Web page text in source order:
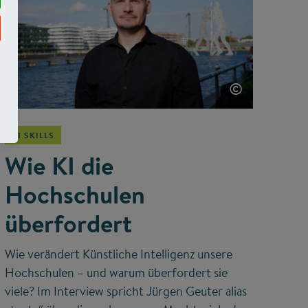
©
KI SKILLS
Wie KI die
Hochschulen
überfordert
Wie verändert Künstliche Intelligenz unsere
Hochschulen – und warum überfordert sie
viele? Im Interview spricht Jürgen Geuter alias